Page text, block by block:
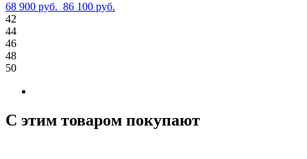
68 900 руб. 86 100 руб.
42
44
46
48
50
С этим товаром покупают